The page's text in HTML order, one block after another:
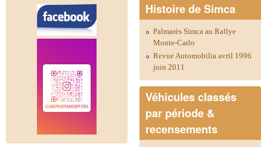
Histoire de Simca
Palmarès Simca au Rallye
Monte-Carlo
Revue Automobilia avril 1996
juin 2011
Véhicules classés
par période &
recensements